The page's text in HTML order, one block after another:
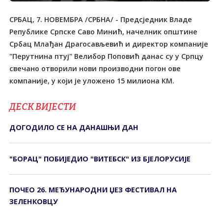
СРБАЦ, 7. НОВЕМБРА /СРБНА/ - Предсједник Владе
Републике Српске Саво Минић, начелник општине
Србац Млађан Драгосављевић и директор компаније
"Перутнина птуј" Велибор Поповић данас су у Српцу
свечано отворили нови производни погон ове
компаније, у који је уложено 15 милиона КМ.
ДЕСК ВИЈЕСТИ
ДОГОДИЛО СЕ НА ДАНАШЊИ ДАН
"БОРАЦ" ПОБИЈЕДИО "ВИТЕБСК" ИЗ БЈЕЛОРУСИЈЕ
ПОЧЕО 26. МЕЂУНАРОДНИ ЏЕЗ ФЕСТИВАЛ НА
ЗЕЛЕНКОВЦУ